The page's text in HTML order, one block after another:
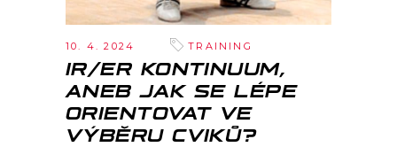
10. 4. 2024 TRAINING
IR/ER KONTINUUM,
ANEB JAK SE LÉPE
ORIENTOVAT VE
VÝBĚRU CVIKŮ?